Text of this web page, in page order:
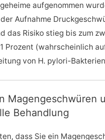
aufgenommen
Aufnahme
das Risiko stieg bis zum
Prozent (wahrscheinlich
von H. pylori-
Magengeschwüren
Behandlung
dass Sie ein